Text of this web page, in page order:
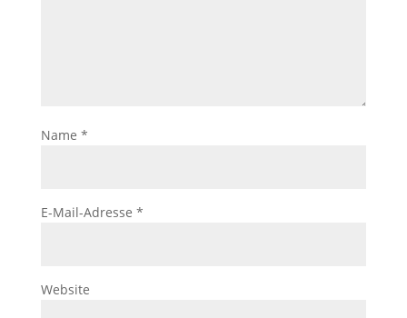
Name *
E-Mail-Adresse *
Website